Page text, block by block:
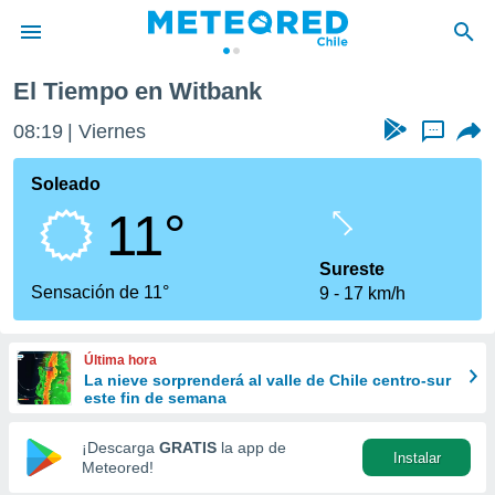
de
por
que se
calidad.
a este
las
y
forma
digital
basada
El Tiempo en Witbank
08:19 Viernes ...
Soleado
11°
Sensación de 11°
Sureste
9
17 km/h
Última hora
La nieve sorprenderá al valle de Chile centro-sur
este fin de semana
¡Descarga GRATIS la app de
Meteored!
Instalar